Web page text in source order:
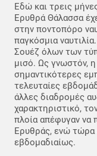
Εδώ και τρεις
Ερυθρά Θάλασσα
στην ποντοπόρο
παγκόσμια
Σουέζ όλων των
μισό. Ως γνωστόν,
σημαντικότερες
τελευταίες
άλλες διαδρομές
χαρακτηριστικό,
πλοία απέφυγαν να
Ερυθράς, ενώ τώρα
εβδομαδιαίως.